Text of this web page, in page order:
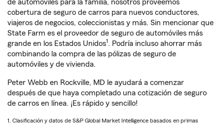
de automóviles para la familia, nosotros proveemos
cobertura de seguro de carros para nuevos conductores,
viajeros de negocios, coleccionistas y más. Sin mencionar que
State Farm es el proveedor de seguro de automóviles más
grande en los Estados Unidos1. Podría incluso ahorrar más
combinando la compra de las pólizas de seguro de
automóviles y de vivienda.
Peter Webb en Rockville, MD le ayudará a comenzar
después de que haya completado una cotización de seguro
de carros en línea. ¡Es rápido y sencillo!
1. Clasificación y datos de S&P Global Market Intelligence basados en primas